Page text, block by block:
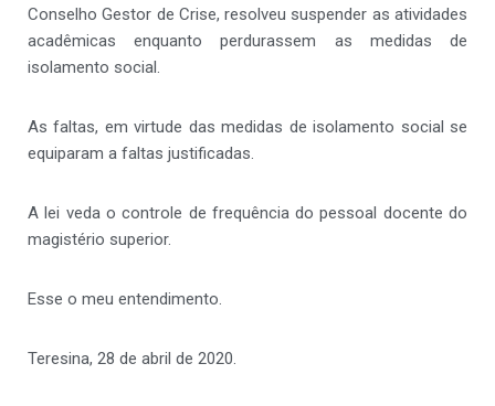
Conselho Gestor de Crise, resolveu suspender as atividades
acadêmicas enquanto perdurassem as medidas de
isolamento social.
As faltas, em virtude das medidas de isolamento social se
equiparam a faltas justificadas.
A lei veda o controle de frequência do pessoal docente do
magistério superior.
Esse o meu entendimento.
Teresina, 28 de abril de 2020.